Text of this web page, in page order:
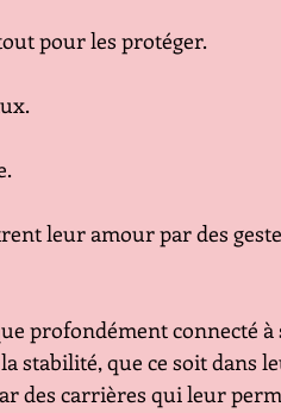
pour les protéger.
leur amour par des
profondément connecté à
stabilité, que ce soit dans
des carrières qui leur